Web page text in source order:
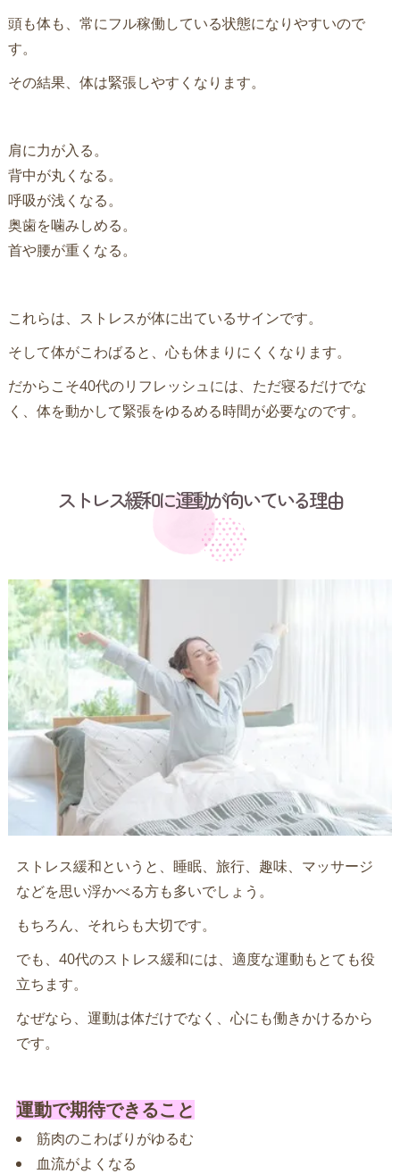
頭も体も、常にフル稼働している状態になりやすいので
す。
その結果、体は緊張しやすくなります。
肩に力が入る。
背中が丸くなる。
呼吸が浅くなる。
奥歯を噛みしめる。
首や腰が重くなる。
これらは、ストレスが体に出ているサインです。
そして体がこわばると、心も休まりにくくなります。
だからこそ40代のリフレッシュには、ただ寝るだけでな
く、体を動かして緊張をゆるめる時間が必要なのです。
ストレス緩和に運動が向いている理由
ストレス緩和というと、睡眠、旅行、趣味、マッサージ
などを思い浮かべる方も多いでしょう。
もちろん、それらも大切です。
でも、40代のストレス緩和には、適度な運動もとても役
立ちます。
なぜなら、運動は体だけでなく、心にも働きかけるから
です。
運動で期待できること
筋肉のこわばりがゆるむ
血流がよくなる